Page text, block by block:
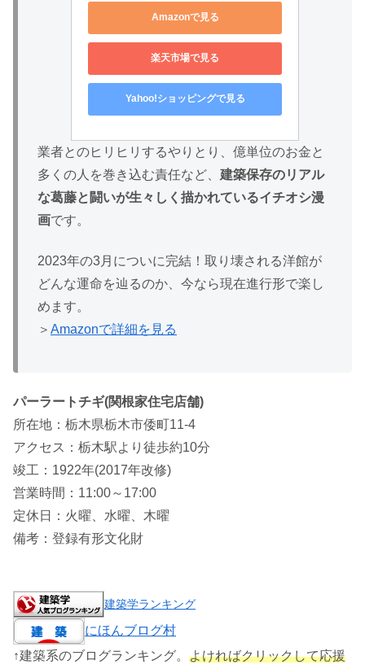
Amazonで見る
楽天市場で見る
Yahoo!ショッピングで見る
業者とのヒリヒリするやりとり、億単位のお金と
多くの人を巻き込む責任など、 建築保存のリアル
な葛藤と闘いが生々しく描かれているイチオシ漫
画です。
2023年の3月についに完結！取り壊される洋館が
どんな運命を辿るのか、今なら現在進行形で楽し
めます。
＞ Amazonで詳細を見る
パーラートチギ(関根家住宅店舗)
所在地：栃木県栃木市倭町11-4
アクセス：栃木駅より徒歩約10分
竣工：1922年(2017年改修)
営業時間：11:00～17:00
定休日：火曜、水曜、木曜
備考：登録有形文化財
建築学ランキング
にほんブログ村
↑建築系のブログランキング。 よければクリックして応援